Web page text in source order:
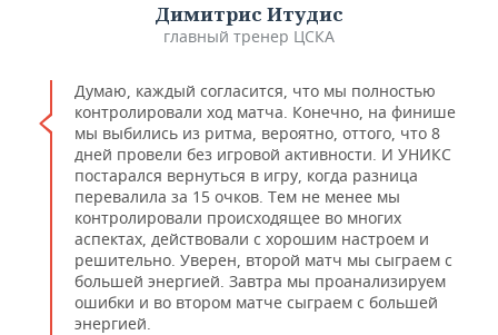
Димитрис Итудис
главный тренер ЦСКА
Думаю, каждый согласится, что мы полностью
контролировали ход матча. Конечно, на финише
мы выбились из ритма, вероятно, оттого, что 8
дней провели без игровой активности. И УНИКС
постарался вернуться в игру, когда разница
перевалила за 15 очков. Тем не менее мы
контролировали происходящее во многих
аспектах, действовали с хорошим настроем и
решительно. Уверен, второй матч мы сыграем с
большей энергией. Завтра мы проанализируем
ошибки и во втором матче сыграем с большей
энергией.